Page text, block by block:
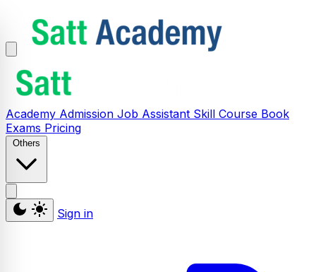
Academy Admission Job Assistant Skill Course Book
Exams Pricing
Others
Sign in